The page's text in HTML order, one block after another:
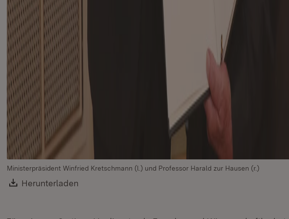
Ministerpräsident Winfried Kretschmann (l.) und Professor Harald zur Hausen (r.)
Download:
Herunterladen